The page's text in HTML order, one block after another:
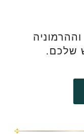
שלכם.